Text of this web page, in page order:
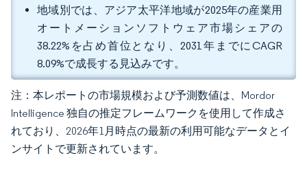
地域別では、アジア太平洋地域が2025年の産業用
オートメーションソフトウェア市場シェアの
38.22%を占め首位となり、2031年までにCAGR
8.09%で成長する見込みです。
注：本レポートの市場規模および予測数値は、Mordor
Intelligence 独自の推定フレームワークを使用して作成さ
れており、2026年1月時点の最新の利用可能なデータとイ
ンサイトで更新されています。